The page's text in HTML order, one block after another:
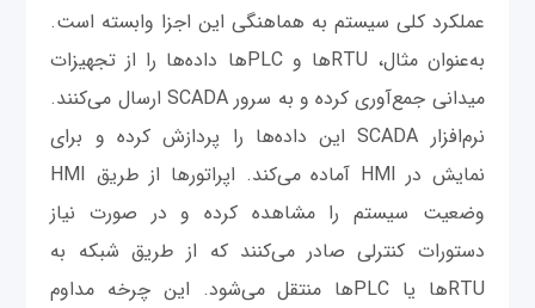
عملکرد کلی سیستم به هماهنگی این اجزا وابسته است.
به‌عنوان مثال، RTUها و PLCها داده‌ها را از تجهیزات
میدانی جمع‌آوری کرده و به سرور SCADA ارسال می‌کنند.
نرم‌افزار SCADA این داده‌ها را پردازش کرده و برای
نمایش در HMI آماده می‌کند. اپراتورها از طریق HMI
وضعیت سیستم را مشاهده کرده و در صورت نیاز
دستورات کنترلی صادر می‌کنند که از طریق شبکه به
RTUها یا PLCها منتقل می‌شود. این چرخه مداوم